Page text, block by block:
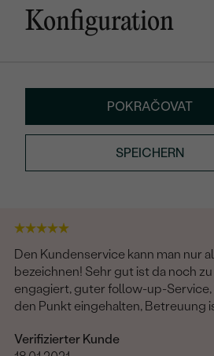
Konfiguration
POKRAČOVAT
SPEICHERN
Den Kundenservice kann man nur
bezeichnen! Sehr gut ist da noch
engagiert, guter follow-up-
den Punkt eingehalten, Betreuung
Verifizierter Kunde